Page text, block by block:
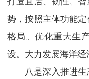
势，按照主体功能
格局。优化重大生
设。大力发展海洋经
八是深入推进